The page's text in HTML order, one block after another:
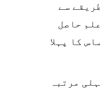
سے
حاصل
کا پہلا
مرتبہ